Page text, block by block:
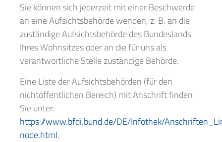
Sie können sich jederzeit mit einer Beschwerde
an eine Aufsichtsbehörde wenden, z. B. an die
zuständige Aufsichtsbehörde des Bundeslands
Ihres Wohnsitzes oder an die für uns als
verantwortliche Stelle zuständige Behörde.
Eine Liste der Aufsichtsbehörden (für den
nichtöffentlichen Bereich) mit Anschrift finden
Sie unter:
https://www.bfdi.bund.de/DE/Infothek/
node.html.